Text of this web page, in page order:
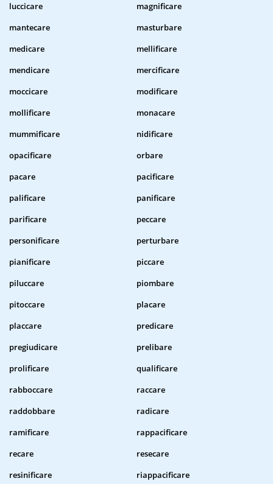
luccicare
magnificare
mantecare
masturbare
medicare
mellificare
mendicare
mercificare
moccicare
modificare
mollificare
monacare
mummificare
nidificare
opacificare
orbare
pacare
pacificare
palificare
panificare
parificare
peccare
personificare
perturbare
pianificare
piccare
piluccare
piombare
pitoccare
placare
placcare
predicare
pregiudicare
prelibare
prolificare
qualificare
rabboccare
raccare
raddobbare
radicare
ramificare
rappacificare
recare
resecare
resinificare
riappacificare